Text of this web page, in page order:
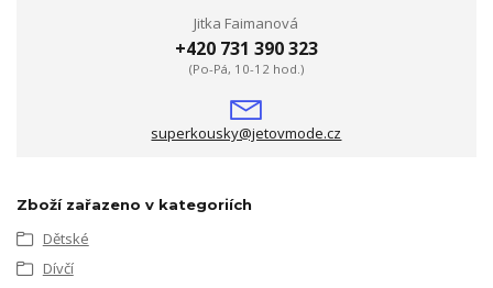
Jitka Faimanová
+420 731 390 323
(Po-Pá, 10-12 hod.)
superkousky@jetovmode.cz
Zboží zařazeno v kategoriích
Dětské
Dívčí